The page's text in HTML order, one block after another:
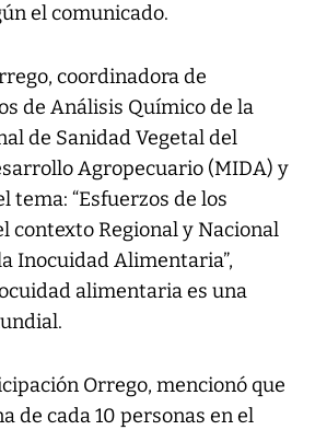
el comunicado.
coordinadora de
de Análisis Químico de la
de Sanidad Vegetal del
Agropecuario (MIDA) y
tema: “Esfuerzos de los
contexto Regional y Nacional
Inocuidad Alimentaria”,
alimentaria es una
Orrego, mencionó que
de cada 10 personas en el